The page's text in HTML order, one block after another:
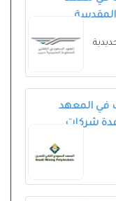
في المعهد
شركات